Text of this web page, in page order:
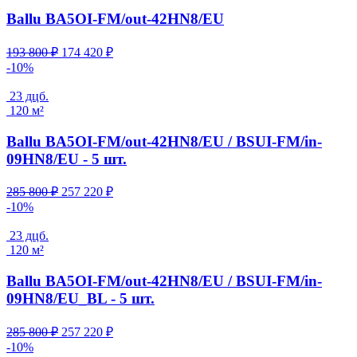
Ballu BA5OI-FM/out-42HN8/EU
193 800₽ Первоначальная
174 420 ₽Текущая
-10%
23 дцб.
120 м²
Ballu BA5OI-FM/out-42HN8/EU / BSUI-FM/in-
09HN8/EU - 5 шт.
285 800₽ Первоначальная
257 220 ₽Текущая
-10%
23 дцб.
120 м²
Ballu BA5OI-FM/out-42HN8/EU / BSUI-FM/in-
09HN8/EU_BL - 5 шт.
285 800₽ Первоначальная
257 220 ₽Текущая
-10%